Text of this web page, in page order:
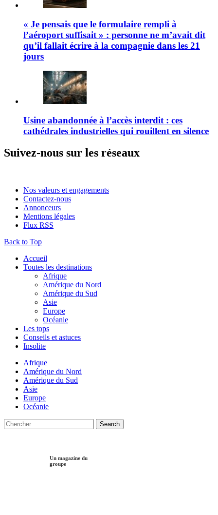
« Je pensais que le formulaire rempli à
l’aéroport suffisait » : personne ne m’avait dit
qu’il fallait écrire à la compagnie dans les 21
jours
Usine abandonnée à l’accès interdit : ces
cathédrales industrielles qui rouillent en silence
Suivez-nous sur les réseaux
Nos valeurs et engagements
Contactez-nous
Annonceurs
Mentions légales
Flux RSS
Back to Top
Accueil
Toutes les destinations
Afrique
Amérique du Nord
Amérique du Sud
Asie
Europe
Océanie
Les tops
Conseils et astuces
Insolite
Afrique
Amérique du Nord
Amérique du Sud
Asie
Europe
Océanie
Search
for:
Search
Un magazine du
groupe